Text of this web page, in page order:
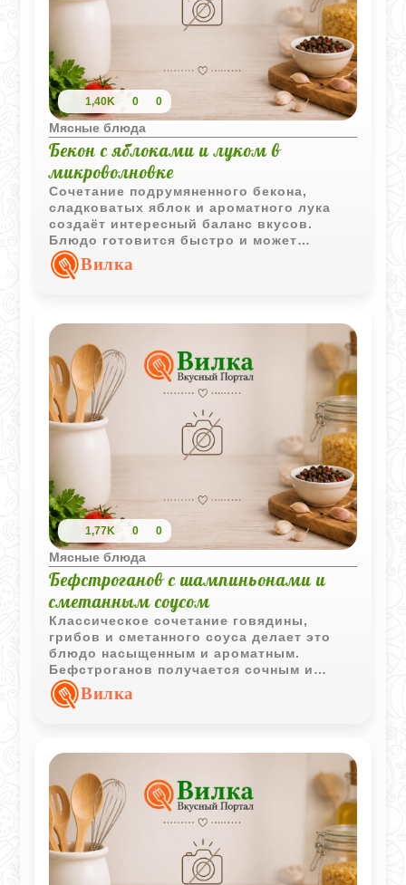
1,40K 0 0
Мясные блюда
Бекон с яблоками и луком в
микроволновке
Сочетание подрумяненного бекона,
сладковатых яблок и ароматного лука
создаёт интересный баланс вкусов.
Блюдо готовится быстро и может
подаваться как горячая закуска или
дополнение к основному столу.
Вилка
1,77K 0 0
Мясные блюда
Бефстроганов с шампиньонами и
сметанным соусом
Классическое сочетание говядины,
грибов и сметанного соуса делает это
блюдо насыщенным и ароматным.
Бефстроганов получается сочным и
отлично подходит для подачи с
картофельным пюре, рисом или
Вилка